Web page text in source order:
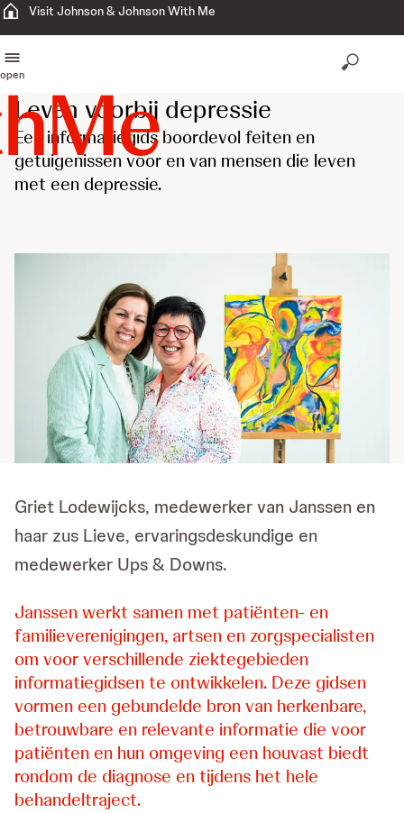
Visit Johnson & Johnson With Me
open
Leven voorbij depressie
Een informatiegids boordevol feiten en
getuigenissen voor en van mensen die leven
met een depressie.
Griet Lodewijcks, medewerker van Janssen en
haar zus Lieve, ervaringsdeskundige en
medewerker Ups & Downs.
Janssen werkt samen met patiënten- en
familieverenigingen, artsen en zorgspecialisten
om voor verschillende ziektegebieden
informatiegidsen te ontwikkelen. Deze gidsen
vormen een gebundelde bron van herkenbare,
betrouwbare en relevante informatie die voor
patiënten en hun omgeving een houvast biedt
rondom de diagnose en tijdens het hele
behandeltraject.